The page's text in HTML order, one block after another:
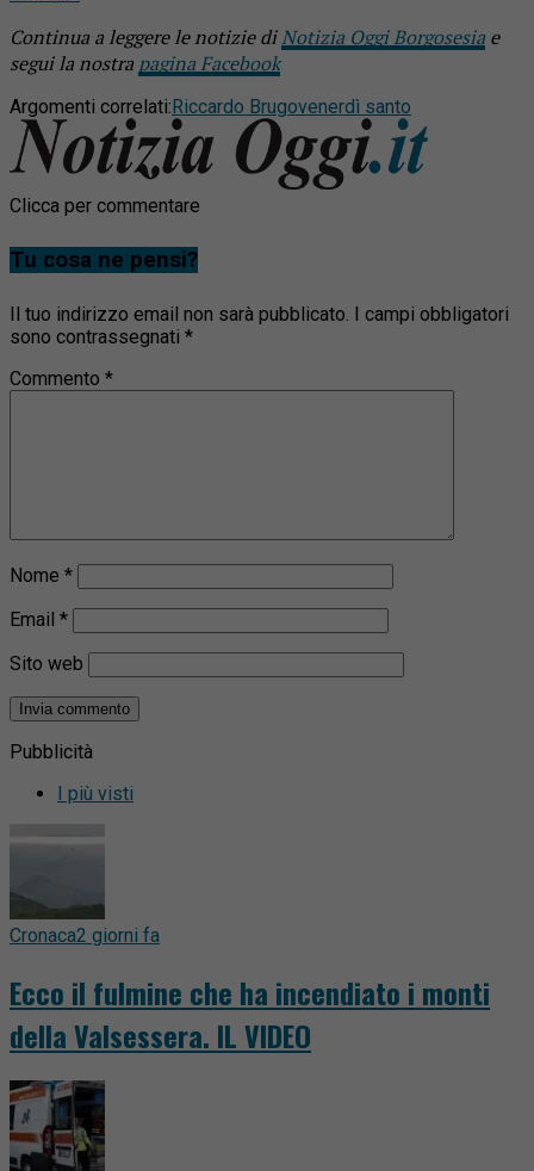
Continua a leggere le notizie diNotizia Oggi Borgosesia e
segui la nostra pagina Facebook
Argomenti correlati: Riccardo Brugovenerdì santo
Clicca per commentare
Tu cosa ne pensi?
Il tuo indirizzo email non sarà pubblicato. I campi obbligatori
sono contrassegnati *
Commento *
Nome *
Email *
Sito web
Pubblicità
I più visti
Cronaca2 giorni fa
Ecco il fulmine che ha incendiato i monti
della Valsessera. IL VIDEO